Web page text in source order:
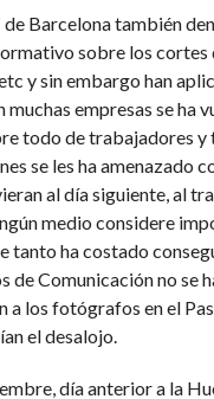
de Barcelona también
sobre los cortes
y sin embargo han
muchas empresas se ha
todo de trabajadores
se les ha amenazado
al día siguiente, al
medio considere
tanto ha costado
de Comunicación no se
a los fotógrafos en el
el desalojo.
día anterior a la